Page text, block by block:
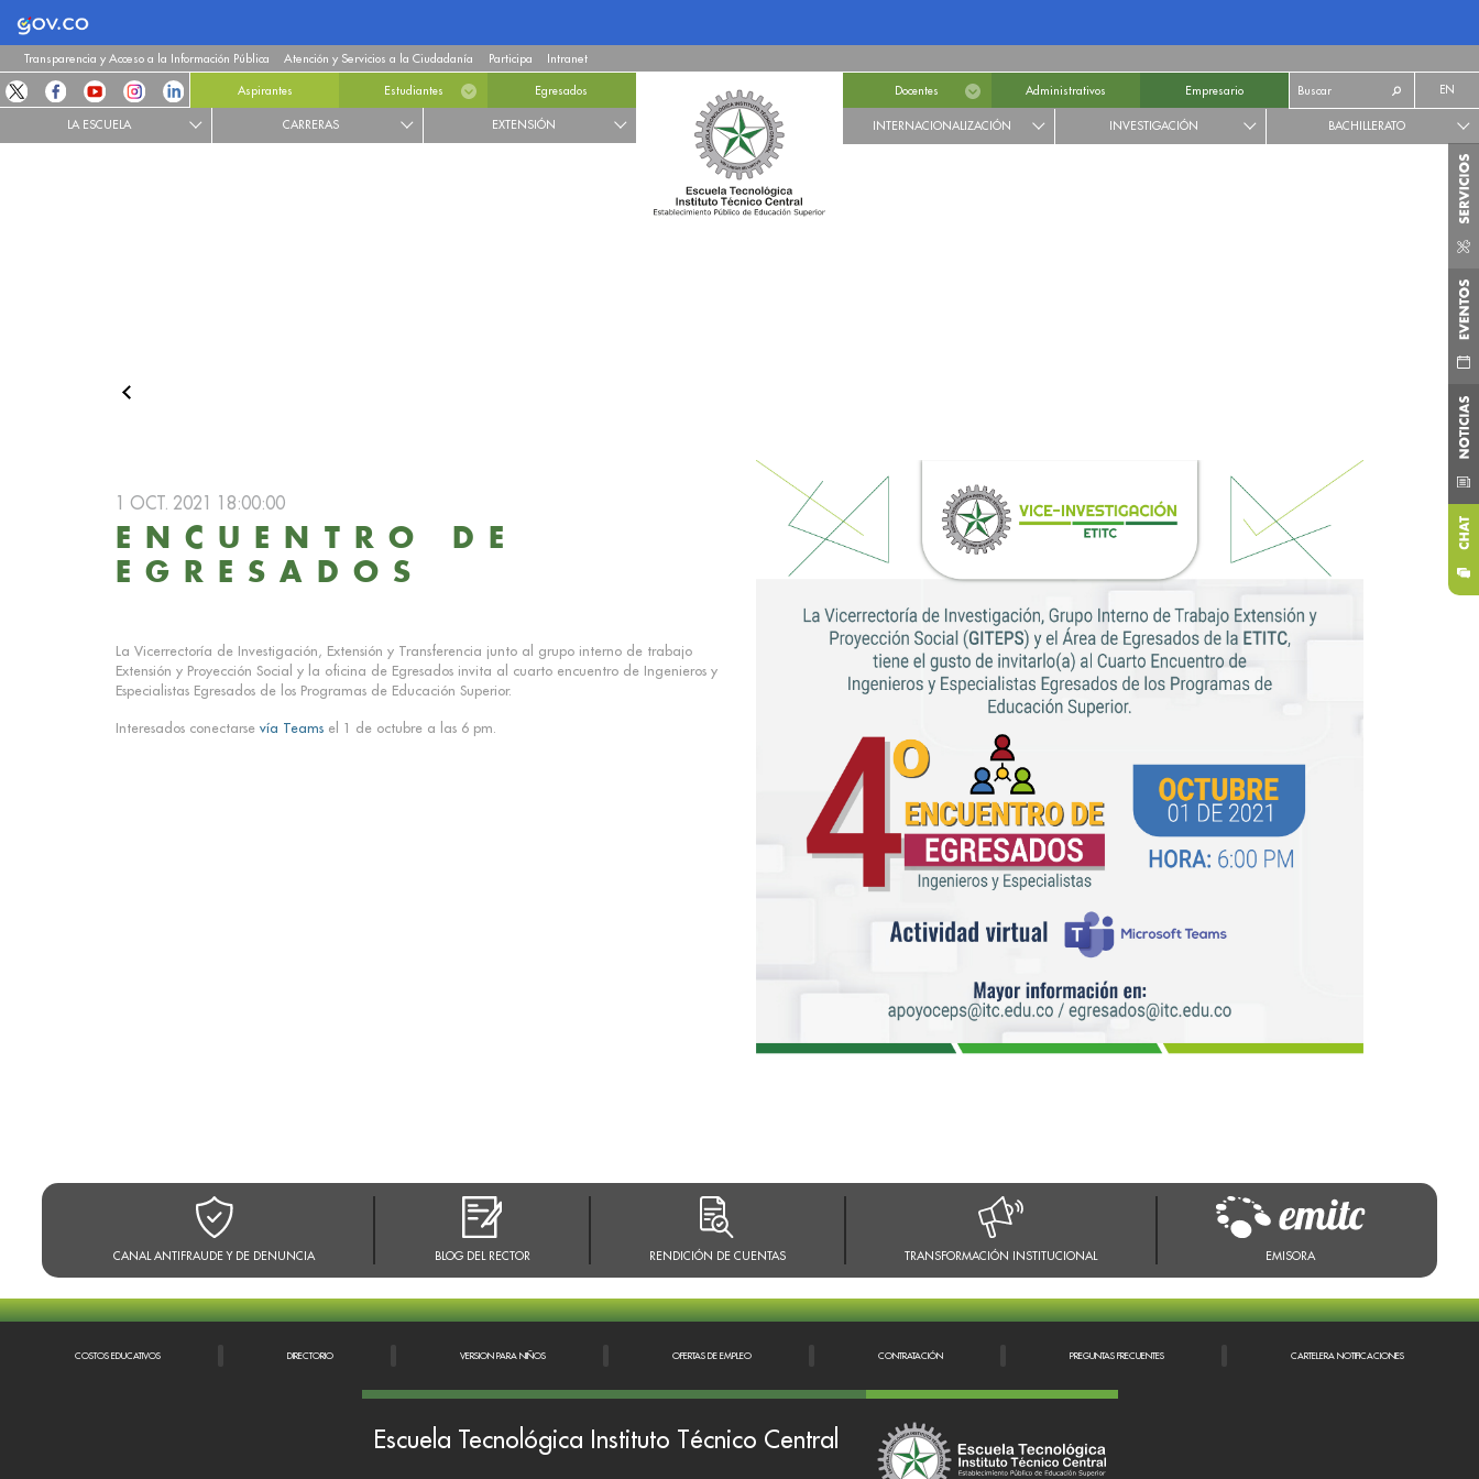
Logo Gobierno de Colombia
Transparencia y Acceso a la Información Pública Atención y Servicios a la Ciudadanía Participa Intranet
Aspirantes Estudiantes Egresados
LA ESCUELA CARRERAS EXTENSIÓN
Docentes Administrativos Empresario EN
INTERNACIONALIZACIÓN INVESTIGACIÓN BACHILLERATO
CANAL ANTIFRAUDE Y DE DENUNCIA BLOG DEL RECTOR RENDICIÓN DE CUENTAS TRANSFORMACIÓN INSTITUCIONAL EMISORA
1 OCT. 2021 18:00:00
ENCUENTRO DE
EGRESADOS
La Vicerrectoría de Investigación, Extensión y Transferencia junto al grupo interno de trabajo
Extensión y Proyección Social y la oficina de Egresados invita al cuarto encuentro de Ingenieros y
Especialistas Egresados de los Programas de Educación Superior.
Interesados conectarse vía Teamsel 1 de octubre a las 6 pm.
COSTOS EDUCATIVOS DIRECTORIO VERSION PARA NIÑOS OFERTAS DE EMPLEO CONTRATACIÓN PREGUNTAS FRECUENTES CARTELERA NOTIFICACIONES
Escuela Tecnológica Instituto Técnico Central